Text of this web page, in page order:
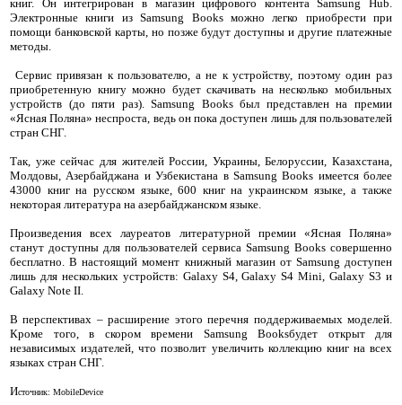
книг. Он интегрирован в магазин цифрового контента Samsung Hub.
Электронные книги из Samsung Books можно легко приобрести при
помощи банковской карты, но позже будут доступны и другие платежные
методы.
Сервис привязан к пользователю, а не к устройству, поэтому один раз
приобретенную книгу можно будет скачивать на несколько мобильных
устройств (до пяти раз). Samsung Books был представлен на премии
«Ясная Поляна» неспроста, ведь он пока доступен лишь для пользователей
стран СНГ.
Так, уже сейчас для жителей России, Украины, Белоруссии, Казахстана,
Молдовы, Азербайджана и Узбекистана в Samsung Books имеется более
43000 книг на русском языке, 600 книг на украинском языке, а также
некоторая литература на азербайджанском языке.
Произведения всех лауреатов литературной премии «Ясная Поляна»
станут доступны для пользователей сервиса Samsung Books совершенно
бесплатно. В настоящий момент книжный магазин от Samsung доступен
лишь для нескольких устройств: Galaxy S4, Galaxy S4 Mini, Galaxy S3 и
Galaxy Note II.
В перспективах – расширение этого перечня поддерживаемых моделей.
Кроме того, в скором времени Samsung Booksбудет открыт для
независимых издателей, что позволит увеличить коллекцию книг на всех
языках стран СНГ.
Источник: MobileDevice